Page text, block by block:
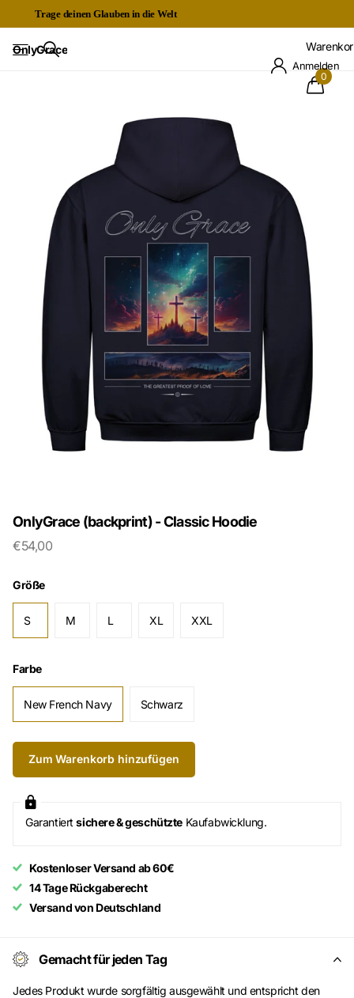
Trage deinen Glauben in die Welt
OnlyGrace
Anmelden
0
OnlyGrace (backprint) - Classic Hoodie
€54,00
Größe
S M L XL XXL
Farbe
New French Navy Schwarz
Zum Warenkorb hinzufügen
Garantiertsichere & geschützte Kaufabwicklung.
Kostenloser Versand ab 60€
14 Tage Rückgaberecht
Versand von Deutschland
Gemacht für jeden Tag
Jedes Produkt wurde sorgfältig ausgewählt und entspricht den